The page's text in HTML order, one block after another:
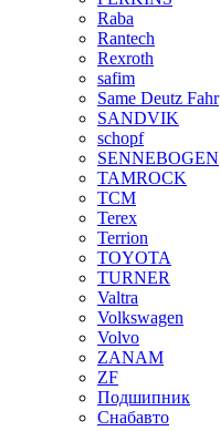
Raba
Rantech
Rexroth
safim
Same Deutz Fahr
SANDVIK
schopf
SENNEBOGEN
TAMROCK
TCM
Terex
Terrion
TOYOTA
TURNER
Valtra
Volkswagen
Volvo
ZANAM
ZF
Подшипник
Снабавто